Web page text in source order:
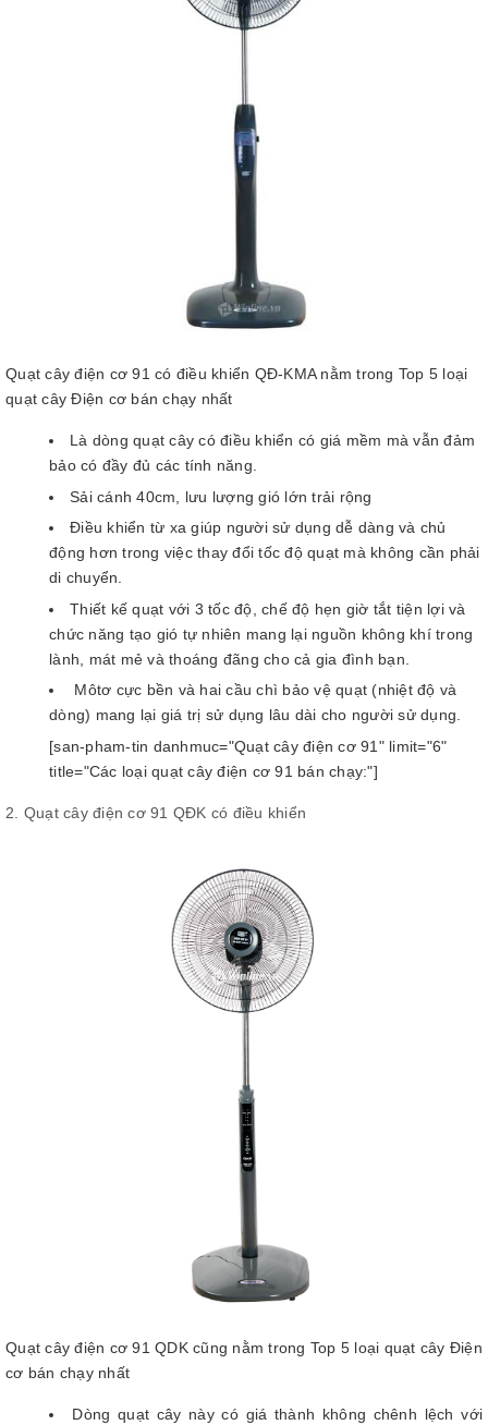
Quạt cây điện cơ 91 có điều khiển QĐ-KMA nằm trong Top 5 loại
quạt cây Điện cơ bán chạy nhất
Là dòng quạt cây có điều khiển có giá mềm mà vẫn đảm
bảo có đầy đủ các tính năng.
Sải cánh 40cm, lưu lượng gió lớn trải rộng
Điều khiển từ xa giúp người sử dụng dễ dàng và chủ
động hơn trong việc thay đổi tốc độ quạt mà không cần phải
di chuyển.
Thiết kế quạt với 3 tốc độ, chế độ hẹn giờ tắt tiện lợi và
chức năng tạo gió tự nhiên mang lại nguồn không khí trong
lành, mát mẻ và thoáng đãng cho cả gia đình bạn.
Môtơ cực bền và hai cầu chì bảo vệ quạt (nhiệt độ và
dòng) mang lại giá trị sử dụng lâu dài cho người sử dụng.
[san-pham-tin danhmuc="Quạt cây điện cơ 91" limit="6"
title="Các loại quạt cây điện cơ 91 bán chạy:"]
2. Quạt cây điện cơ 91 QĐK có điều khiển
Quạt cây điện cơ 91 QDK cũng nằm trong Top 5 loại quạt cây Điện
cơ bán chạy nhất
Dòng quạt cây này có giá thành không chênh lệch với